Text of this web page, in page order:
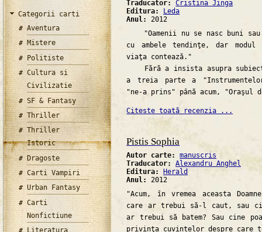
Categorii carti
Aventura
Mistere
Politiste
Cultura si
Civilizatie
SF & Fantasy
Thriller
Thriller
Istoric
Dragoste
Carti Vampiri
Urban Fantasy
Carti
Nonfictiune
Traducator:Cristina Jinga
Editura:
Leda
Anul:2012
"Oamenii nu se nasc buni
cu ambele tendinţe, dar
viaţa contează."
Fără a insista asupra
a treia parte a
"ne-a prins" până acum,
Citeste toată recenzia ...
Pistis Sophia
Autor carte:manuscris
Traducator:Alexandru Anghel
Editura:
Herald
Anul:2012
"Acum, în vremea aceasta
care ar trebui să-l caut, sau
ar trebui să batem? Sau cine
privinţa cuvintelor despre care